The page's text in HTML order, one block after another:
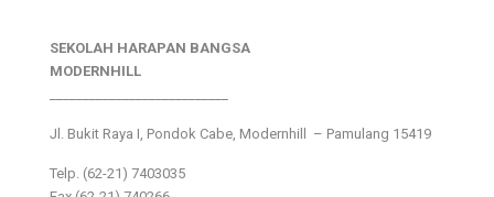
SEKOLAH HARAPAN BANGSA
MODERNHILL
Jl. Bukit Raya I, Pondok Cabe, Modernhill – Pamulang 15419
Telp. (62-21) 7403035